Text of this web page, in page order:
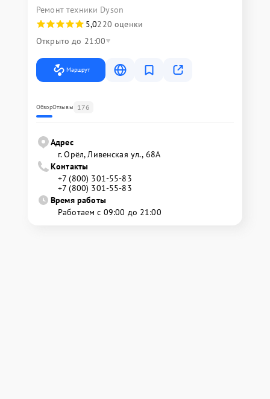
Ремонт техники Dyson
5,0220 оценки
Открыто до 21:00
Маршрут
ОбзорОтзывы 176
Адрес
г. Орёл, Ливенская ул., 68А
Контакты
+7 (800) 301-55-83
+7 (800) 301-55-83
Время работы
Работаем с 09:00 до 21:00